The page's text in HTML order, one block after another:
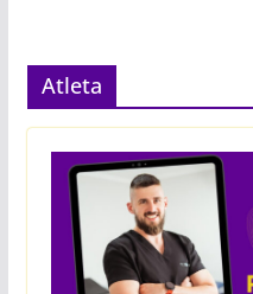
Atleta